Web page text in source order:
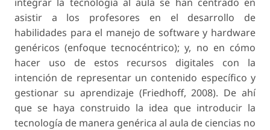
asistir a los profesores en el desarrollo de
habilidades para el manejo de software y hardware
genéricos (enfoque tecnocéntrico); y, no en cómo
hacer uso de estos recursos digitales con la
intención de representar un contenido específico y
gestionar su aprendizaje (Friedhoff, 2008). De ahí
que se haya construido la idea que introducir la
tecnología de manera genérica al aula de ciencias no